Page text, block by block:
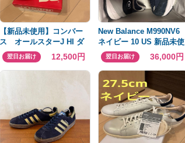
【新品未使用】コンバー
ス オールスターJ HI ダ
ークブラウン 27.5cm
翌日お届け 12,500円
New Balance M990NV6
ネイビー 10 US 新品未使
用翌日お届け 36,000円